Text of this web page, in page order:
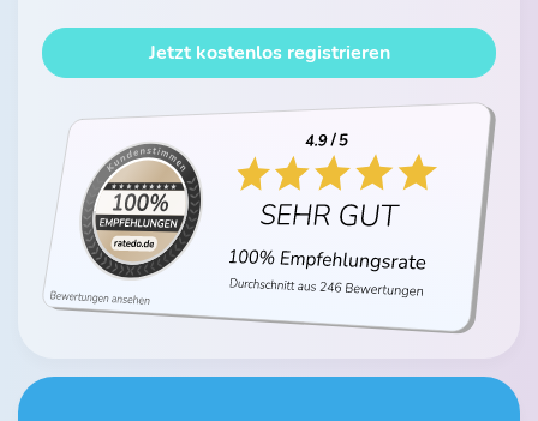
Jetzt kostenlos registrieren